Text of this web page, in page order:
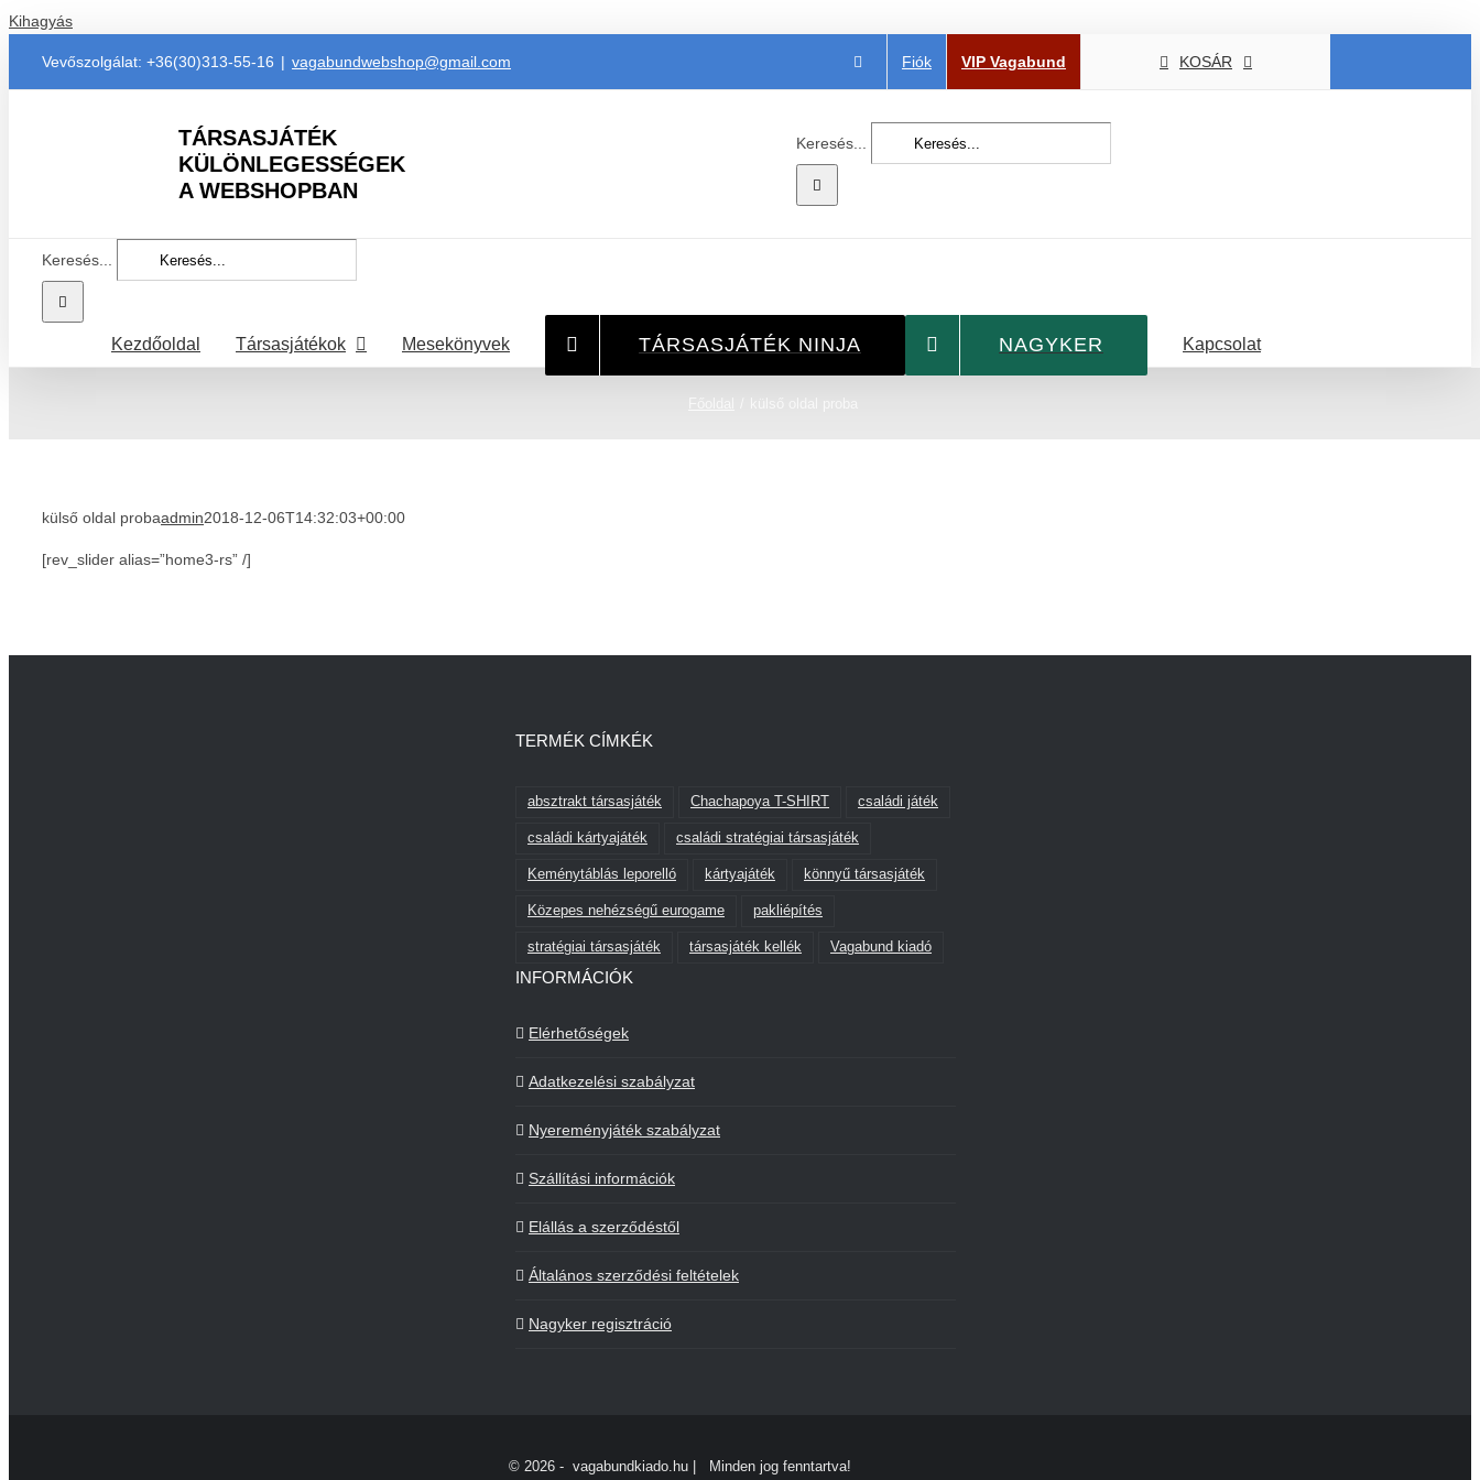
Kihagyás
Vevőszolgálat: +36(30)313-55-16 | vagabundwebshop@gmail.com Fiók VIP Vagabund KOSÁR
TÁRSASJÁTÉK
KÜLÖNLEGESSÉGEK
A WEBSHOPBAN
Keresés...
Keresés...
Kezdőoldal Társasjátékok Mesekönyvek TÁRSASJÁTÉK NINJA NAGYKER Kapcsolat
külső oldal probaadmin2018-12-06T14:32:03+00:00
[rev_slider alias=”home3-rs” /]
TERMÉK CÍMKÉK
absztrakt társasjáték Chachapoya T-SHIRT családi játék
családi kártyajáték családi stratégiai társasjáték
Keménytáblás leporelló kártyajáték könnyű társasjáték
Közepes nehézségű eurogame pakliépítés
stratégiai társasjáték társasjáték kellék Vagabund kiadó
INFORMÁCIÓK
Elérhetőségek
Adatkezelési szabályzat
Nyereményjáték szabályzat
Szállítási információk
Elállás a szerződéstől
Általános szerződési feltételek
Nagyker regisztráció
© 2026 - vagabundkiado.hu | Minden jog fenntartva!